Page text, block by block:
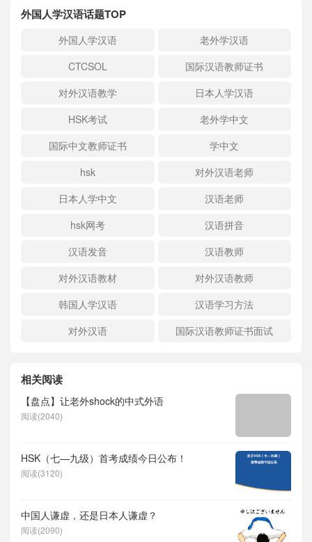
外国人学汉语话题TOP
外国人学汉语
老外学汉语
CTCSOL
国际汉语教师证书
对外汉语教学
日本人学汉语
HSK考试
老外学中文
国际中文教师证书
学中文
hsk
对外汉语老师
日本人学中文
汉语老师
hsk网考
汉语拼音
汉语发音
汉语教师
对外汉语教材
对外汉语教师
韩国人学汉语
汉语学习方法
对外汉语
国际汉语教师证书面试
相关阅读
【盘点】让老外shock的中式外语
阅读(2040)
HSK（七—九级）首考成绩今日公布！
阅读(3120)
中国人谦虚，还是日本人谦虚？
阅读(2090)